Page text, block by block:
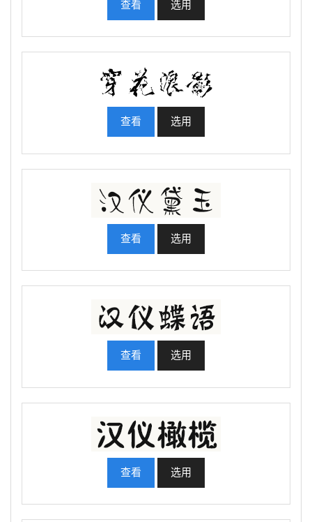
查看 选用
查看 选用
查看 选用
查看 选用
查看 选用